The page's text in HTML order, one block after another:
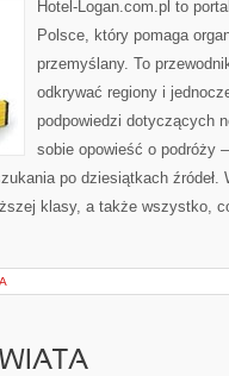
Hotel-Logan.com.pl to
Polsce, który pomaga
przemyślany. To
odkrywać regiony i
podpowiedzi dotyczących
sobie opowieść o podróży
po dziesiątkach źródeł.
klasy, a także wszystko,